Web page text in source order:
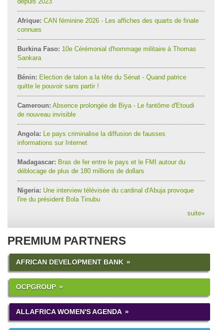
Afrique: CAN féminine 2026 - Les affiches des quarts de finale
connues
Burkina Faso: 10e Cérémonial d'hommage militaire à Thomas
Sankara
Bénin: Election de talon a la tête du Sénat - Quand patrice
quitte le pouvoir sans partir !
Cameroun: Absence prolongée de Biya - Le fantôme d'Etoudi
de nouveau invisible
Angola: Le pays criminalise la diffusion de fausses
informations sur Internet
Madagascar: Bras de fer entre le pays et le FMI autour du
déblocage de plus de 180 millions de dollars
Nigeria: Une interview télévisée du cardinal d'Abuja provoque
l'ire du président Bola Tinubu
suite»
PREMIUM PARTNERS
AFRICAN DEVELOPMENT BANK
OCPGROUP
ALLAFRICA WOMEN'S AGENDA